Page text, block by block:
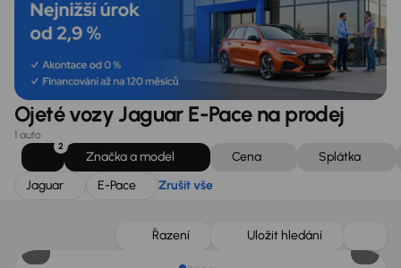
Ojeté vozy Jaguar E-Pace na prodej
1 auto
2
Značka a model Cena
Splátka
Jaguar
E-Pace Zrušit vše
Řazení Uložit hledání
Zlevněno o 70 000 Kč